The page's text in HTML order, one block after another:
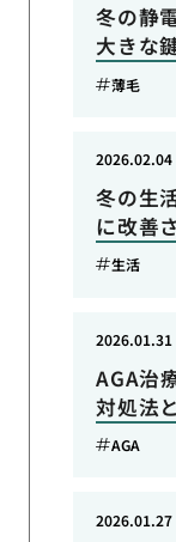
冬の静
大きな
薄毛
冬の生
に改善
2026.02.04
生活
AGA治
対処法
2026.01.31
AGA
2026.01.27